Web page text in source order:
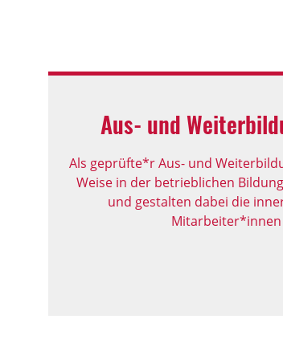
Aus- und
Als geprüfte*r Aus- und
Weise in der betrieblichen
und gestalten dabei die